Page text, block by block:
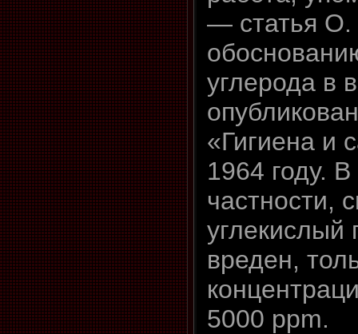
— статья О.
углерода в
«Гигиена и
1964 году. В
частности,
углекислый
вреден,
5000 ppm.